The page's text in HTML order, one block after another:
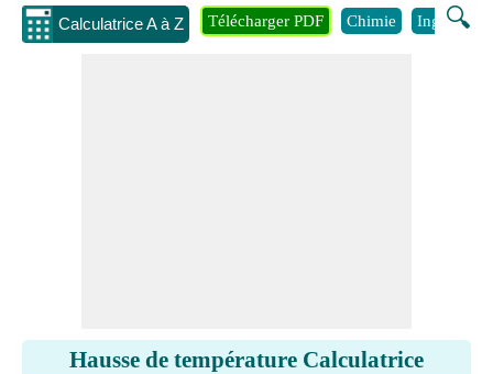
Calculatrice A à Z 🔍
Télécharger PDF Chimie Ingénierie
Hausse de température Calculatrice